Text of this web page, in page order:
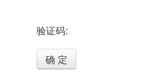
验证码:
确 定